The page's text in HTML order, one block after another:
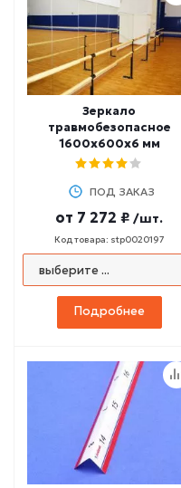
Зеркало
травмобезопасное
1600х600х6 мм
ПОД ЗАКАЗ
от 7 272 ₽ /шт.
Код товара: stp0020197
Подробнее